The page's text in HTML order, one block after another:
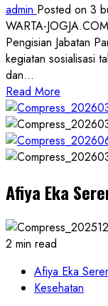
Joko
Wiyanto
dan
Maradita
Raih
Nilai
Tertinggi
admin Posted on 3
WARTA-
Pengisian Jabatan
kegiatan sosialisasi
dan...
Read More
more
about
Sosialisasi
Kalurahan
Petir,
Gratis
5–
15
Afiya Eka
2 min read
Afiya Eka
Kesehatan